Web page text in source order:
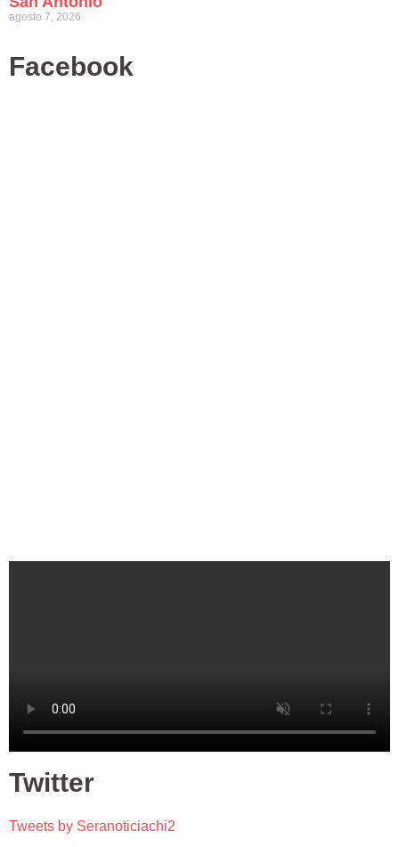
agosto 7, 2026
Facebook
Twitter
Tweets by Seranoticiachi2